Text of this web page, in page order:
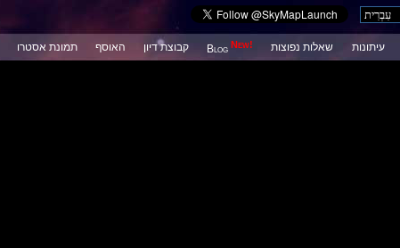
תמונת אסטרו האוסף קבוצת דיון Blog New! שאלות נפוצות עיתונות